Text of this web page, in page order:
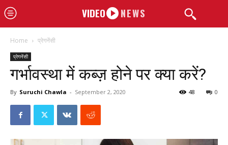
VIDEO NEWS
Home प्रेगनेंसी
प्रेगनेंसी
गर्भावस्था में कब्ज़ होने पर क्या करें?
By Suruchi Chawla - September 2, 2020 0
48